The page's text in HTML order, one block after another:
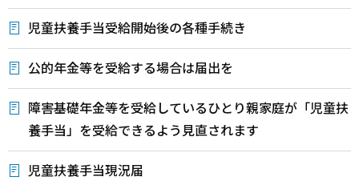
児童扶養手当受給開始後の各種手続き
公的年金等を受給する場合は届出を
障害基礎年金等を受給しているひとり親家庭が「児童扶
養手当」を受給できるよう見直されます
児童扶養手当現況届